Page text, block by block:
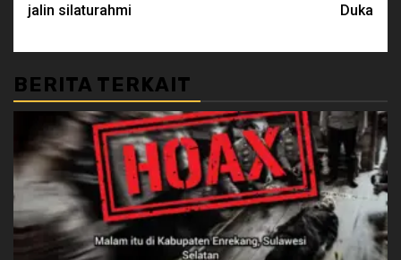
jalin silaturahmi
Duka
BERITA TERKAIT